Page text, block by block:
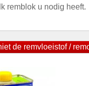
remblok u nodig heeft.
de remvloeistof /